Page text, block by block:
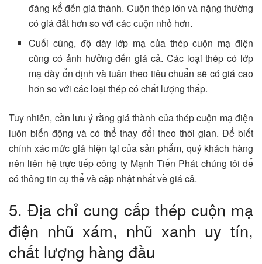
đáng kể đến giá thành. Cuộn thép lớn và nặng thường
có giá đắt hơn so với các cuộn nhỏ hơn.
Cuối cùng, độ dày lớp mạ của thép cuộn mạ điện
cũng có ảnh hưởng đến giá cả. Các loại thép có lớp
mạ dày ổn định và tuân theo tiêu chuẩn sẽ có giá cao
hơn so với các loại thép có chất lượng thấp.
Tuy nhiên, cần lưu ý rằng giá thành của thép cuộn mạ điện
luôn biến động và có thể thay đổi theo thời gian. Để biết
chính xác mức giá hiện tại của sản phẩm, quý khách hàng
nên liên hệ trực tiếp công ty Mạnh Tiến Phát chúng tôi để
có thông tin cụ thể và cập nhật nhất về giá cả.
5. Địa chỉ cung cấp thép cuộn mạ
điện nhũ xám, nhũ xanh uy tín,
chất lượng hàng đầu